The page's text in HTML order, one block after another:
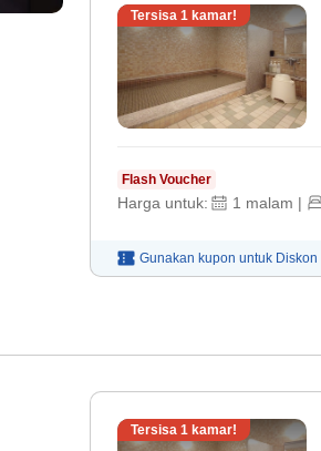
Tersisa 1 kamar!
Flash Voucher
Harga untuk: 1 malam |
Gunakan kupon untuk Diskon
Tersisa 1 kamar!